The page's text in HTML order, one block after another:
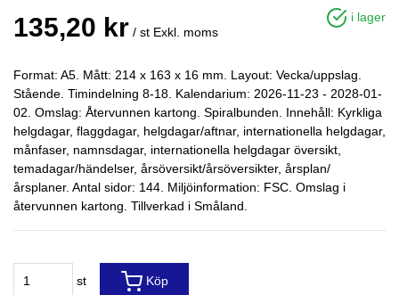
135,20 kr / st Exkl. moms
i lager
Format: A5. Mått: 214 x 163 x 16 mm. Layout: Vecka/uppslag.
Stående. Timindelning 8-18. Kalendarium: 2026-11-23 - 2028-01-
02. Omslag: Återvunnen kartong. Spiralbunden. Innehåll: Kyrkliga
helgdagar, flaggdagar, helgdagar/aftnar, internationella helgdagar,
månfaser, namnsdagar, internationella helgdagar översikt,
temadagar/händelser, årsöversikt/årsöversikter, årsplan/
årsplaner. Antal sidor: 144. Miljöinformation: FSC. Omslag i
återvunnen kartong. Tillverkad i Småland.
st Köp